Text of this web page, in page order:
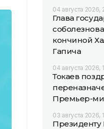
04 августа 2026,
Глава
кончиной
Гапича
04 августа 2026,
Токаев
Премьер-
03 августа 2026,
Президенту